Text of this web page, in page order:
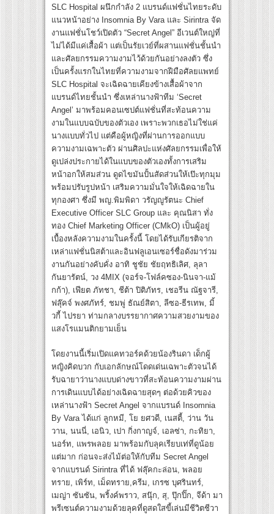
SLC Hospital ผนึกกำลัง 2 แบรนด์แฟชั่นไทยระดับ
แนวหน้าอย่าง Insomnia By Vara และ Sirintra จัด
งานแฟชั่นโชว์เปิดตัว “Secret Angel” อีเวนต์ใหญ่ที่
ไม่ได้มีแค่เสื้อผ้า แต่เป็นรัยเวย์ที่ผสานแฟชั่นชั้นนำ
และศัลยกรรมความงามไว้ด้วยกันอย่างลงตัว ซึ่ง
เป็นครั้งแรกในไทยที่ความงามจากฝีมือศัลยแพทย์
SLC Hospital จะเฉิดฉายเคียงข้างเสื้อผ้าจาก
แบรนด์ไทยชั้นนำ ซึ่งเหล่านางฟ้าทีม ‘Secret
Angel’ มาพร้อมคอนเซปต์แฟชั่นที่สะท้อนความ
งามในแบบฉบับของตัวเอง เพราะพวกเธอไม่ใช่แค่
นางแบบทั่วไป แต่คือผู้หญิงที่ผ่านการออกแบบ
ความงามเฉพาะตัว ผ่านศิลปะแห่งศัลยกรรมเพื่อให้
ดูเปล่งประกายได้ในแบบของตัวเองทั้งการเสริม
หน้าอกให้สมส่วน ดูดไขมันปั้นสัดส่วนให้เป๊ะทุกมุม
พร้อมปรับรูปหน้า เสริมความมั่นใจให้เฉิดฉายใน
ทุกองศา ซึ่งมี พญ.พิมพิดา วรัญญูรัตนะ Chief
Executive Officer SLC Group และ คุณนิสา ทั่ง
ทอง Chief Marketing Officer (CMkO) เป็นผู้อยู่
เบื้องหลังความงามในครั้งนี้ โดยได้รับเกียรติจาก
เหล่าแฟชั่นนิสต้าและอินฟลูเอนเซอร์ชื่อดังมาร่วม
งานกันอย่างคับคั่ง อาทิ ชูชัย ชัยฤทธิเลิศ, ลุลา
กันยารัตน์, วง 4MIX (จอร์จ-โฟล์คซอง-นินจา-แม้
กก้า), เฟียต ภัทชา, ชีต้า ปิติภัทร, เชอรีน ณัฐจารี,
ฟลุ๊คจ์ พงศภัทร์, ชมพู่ ธัณย์สิตา, ลีซอ-ธีรเทพ, มิ้
วกี้ ไปรยา ท่ามกลางบรรยากาศความสวยงามของ
แสงโรแมนติกยามเย็น
โดยงานนี้เริ่มเปิดแคทวอร์คด้วยน้องรินดา เด็กผู้
หญิงคิดบวก กับเอกลักษณ์โดดเด่นเฉพาะตัวจนได้
รับฉายาว่านางแบบด่างขาวที่สะท้อนความงามผ่าน
การเดินแบบได้อย่างเฉิดฉายสุดๆ ต่อด้วยคิวของ
เหล่านางฟ้า Secret Angel จากแบรนด์ Insomnia
By Vara ได้แก่ ลูกหมี, โย ยศวดี, เนสตี้, ว่าน วัน
วาน, นนนี่, เอนิว, เปา กิ่งกาญจ์, เอลซ่า, กะทิยา,
นอร์ท, แพรพลอย มาพร้อมกับลุคเรียบเท่ที่ดูน้อย
แต่มาก ก่อนจะส่งไม้ต่อให้กับทีม Secret Angel
จากแบรนด์ Sirintra ที่ได้ ฟลุ๊คกะล่อน, พลอย
ทราย, เพิร์ท, เม็ดทราย,ครีม, เกรซ บุศรินทร์,
เมญ่า ซันซัน, พริ้งค์พราว, สนุ๊ก, สุ, ปุ๊กปิ๊ก, จีด้า มา
พรีเซนต์ความงามด้วยลุคที่ดูสดใสขี้เล่นมีชีวิตชีวา